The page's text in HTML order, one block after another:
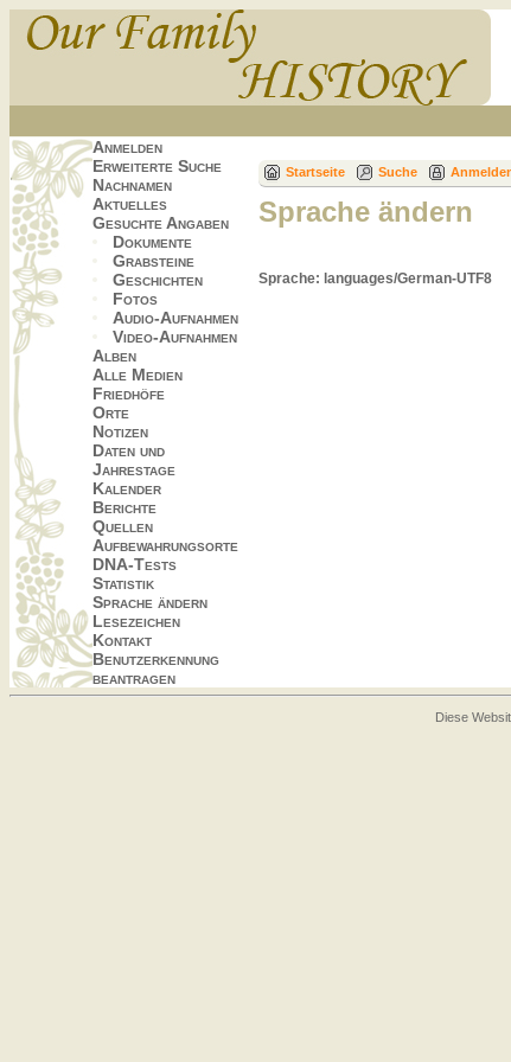
Anmelden
Erweiterte Suche
Nachnamen
Aktuelles
Gesuchte Angaben
Dokumente
Grabsteine
Geschichten
Fotos
Audio-Aufnahmen
Video-Aufnahmen
Alben
Alle Medien
Friedhöfe
Orte
Notizen
Daten und
Jahrestage
Kalender
Berichte
Quellen
Aufbewahrungsorte
DNA-Tests
Statistik
Sprache ändern
Lesezeichen
Kontakt
Benutzerkennung
beantragen
Startseite Suche
Sprache ändern
Sprache: languages/German-UTF8
Diese